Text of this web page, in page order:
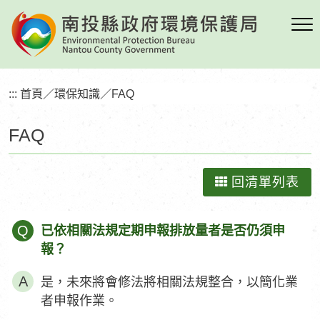
到
要
塊FAQ
::: 首頁 ／環保知識／FAQ
回清單列表
Q
已依相關法規定期申報排放量者是否仍須申
報？
是，未來將會修法將相關法規整合，以簡化業
者申報作業。